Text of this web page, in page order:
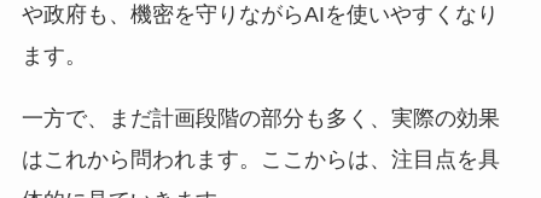
や政府も、機密を守りながらAIを使いやすくなり
ます。
一方で、まだ計画段階の部分も多く、実際の効果
はこれから問われます。ここからは、注目点を具